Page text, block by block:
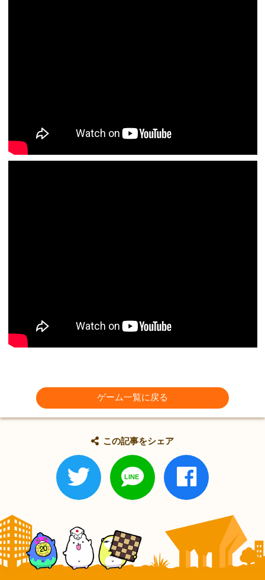
ゲーム一覧に戻る
この記事をシェア